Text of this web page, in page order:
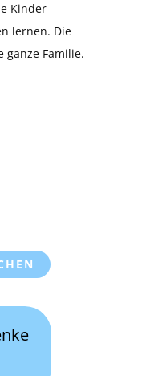
Kinder
lernen. Die
ganze Familie.